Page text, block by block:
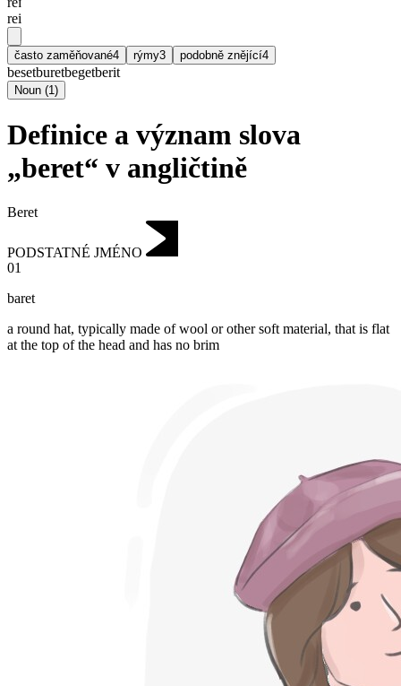
rei
často zaměňované4 rýmy3 podobně znějící4
besetburetbegetberit
Noun (1)
Definice a význam slova
„beret“ v angličtině
Beret
PODSTATNÉ JMÉNO
01
baret
a round hat, typically made of wool or other soft material, that is flat
at the top of the head and has no brim